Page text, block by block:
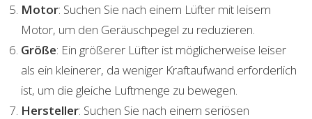
Motor: Suchen Sie nach einem Lüfter mit leisem
Motor, um den Geräuschpegel zu reduzieren.
Größe: Ein größerer Lüfter ist möglicherweise leiser
als ein kleinerer, da weniger Kraftaufwand erforderlich
ist, um die gleiche Luftmenge zu bewegen.
Hersteller: Suchen Sie nach einem seriösen